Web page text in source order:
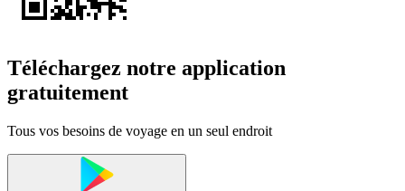
Téléchargez notre application
gratuitement
Tous vos besoins de voyage en un seul endroit